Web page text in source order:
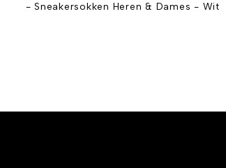
- Sneakersokken Heren & Dames - Wit